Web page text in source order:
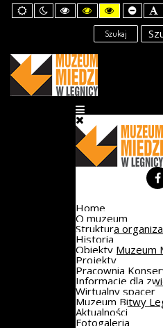
Default
mode
Night
mode
High
Contrast
mode
High
Contrast
Black
Yellow
mode
High
Contrast
Yellow
Black
mode
Set
Font
Szukaj
Home
O muzeum
Struktura
Historia
Obiekty Muzeum
Projekty
Pracownia
Informacje dla
Wirtualny spacer
Muzeum Bitwy
Aktualności
Fotogaleria